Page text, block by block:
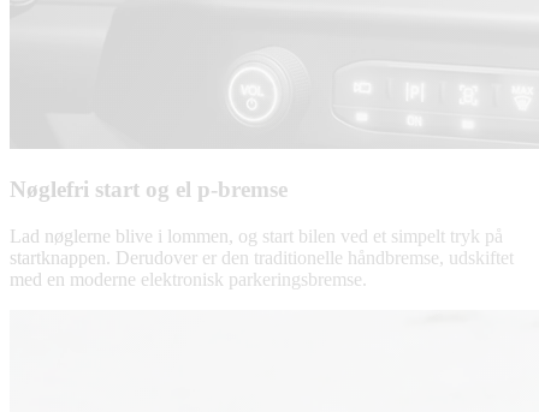
Nøglefri start og el p-bremse
Lad nøglerne blive i lommen, og start bilen ved et simpelt tryk på
startknappen. Derudover er den traditionelle håndbremse, udskiftet
med en moderne elektronisk parkeringsbremse.